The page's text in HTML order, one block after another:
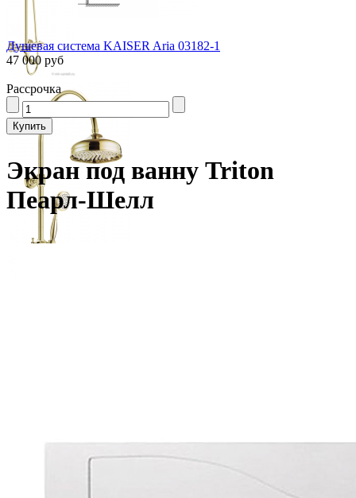
Душевая система KAISER Aria 03182-1
47 000 руб
Рассрочка
Экран под ванну Triton
Пеарл-Шелл